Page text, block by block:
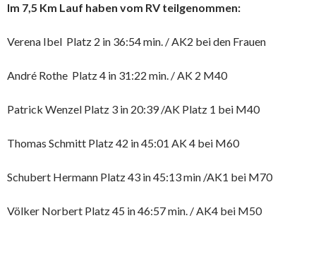
Im 7,5 Km Lauf haben vom RV teilgenommen:
Verena Ibel Platz 2 in 36:54 min. / AK2 bei den Frauen
André Rothe Platz 4 in 31:22 min. / AK 2 M40
Patrick Wenzel Platz 3 in 20:39 /AK Platz 1 bei M40
Thomas Schmitt Platz 42 in 45:01 AK 4 bei M60
Schubert Hermann Platz 43 in 45:13 min /AK1 bei M70
Völker Norbert Platz 45 in 46:57 min. / AK4 bei M50